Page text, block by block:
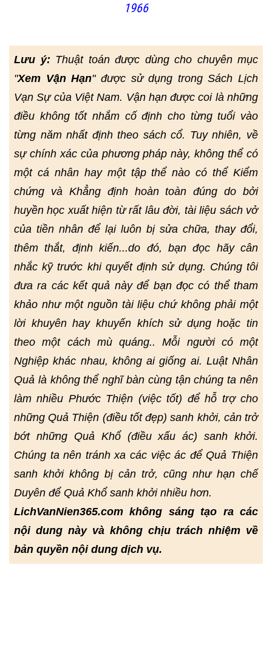
1966
Lưu ý: Thuật toán được dùng cho chuyên mục
"Xem Vận Hạn" được sử dụng trong Sách Lịch
Vạn Sự của Việt Nam. Vận hạn được coi là những
điều không tốt nhắm cố định cho từng tuổi vào
từng năm nhất định theo sách cổ. Tuy nhiên, về
sự chính xác của phương pháp này, không thể có
một cá nhân hay một tập thể nào có thể Kiểm
chứng và Khẳng định hoàn toàn đúng do bởi
huyền học xuất hiện từ rất lâu đời, tài liệu sách vở
của tiền nhân để lại luôn bị sửa chữa, thay đổi,
thêm thắt, định kiến...do đó, bạn đọc hãy cân
nhắc kỹ trước khi quyết định sử dụng. Chúng tôi
đưa ra các kết quả này để bạn đọc có thể tham
khảo như một nguồn tài liệu chứ không phải một
lời khuyên hay khuyến khích sử dụng hoặc tin
theo một cách mù quáng.. Mỗi người có một
Nghiệp khác nhau, không ai giống ai. Luật Nhân
Quả là không thể nghĩ bàn cùng tận chúng ta nên
làm nhiều Phước Thiện (việc tốt) để hỗ trợ cho
những Quả Thiện (điều tốt đẹp) sanh khởi, cản trở
bớt những Quả Khổ (điều xấu ác) sanh khởi.
Chúng ta nên tránh xa các việc ác để Quả Thiện
sanh khởi không bị cản trở, cũng như hạn chế
Duyên để Quả Khổ sanh khởi nhiều hơn.
LichVanNien365.com không sáng tạo ra các
nội dung này và không chịu trách nhiệm về
bản quyền nội dung dịch vụ.